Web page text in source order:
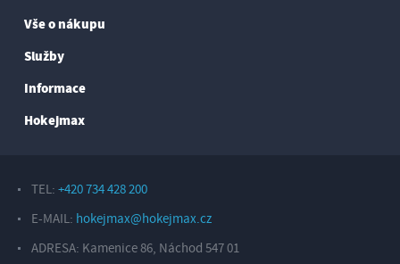
Vše o nákupu
Služby
Informace
Hokejmax
TEL: +420 734 428 200
E-MAIL: hokejmax@hokejmax.cz
ADRESA: Kamenice 86, Náchod 547 01